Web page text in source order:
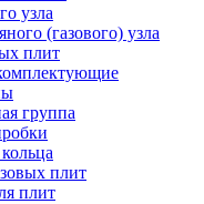
узла
(газового) узла
плит
группа
плит
плит